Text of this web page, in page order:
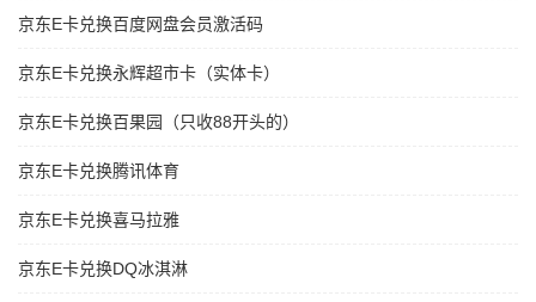
京东E卡兑换百度网盘会员激活码
京东E卡兑换永辉超市卡（实体卡）
京东E卡兑换百果园（只收88开头的）
京东E卡兑换腾讯体育
京东E卡兑换喜马拉雅
京东E卡兑换DQ冰淇淋